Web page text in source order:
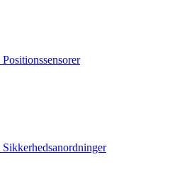
Positionssensorer
Sikkerhedsanordninger